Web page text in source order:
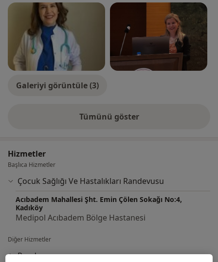
Galeriyi görüntüle (3)
Tümünü gösterdeneyim hakkında
Hizmetler
Başlıca Hizmetler
Çocuk Sağlığı Ve Hastalıkları Randevusu
Acıbadem Mahallesi Şht. Emin Çölen Sokağı No:4,
Kadıköy
Medipol Acıbadem Bölge Hastanesi
Diğer Hizmetler
Randevu